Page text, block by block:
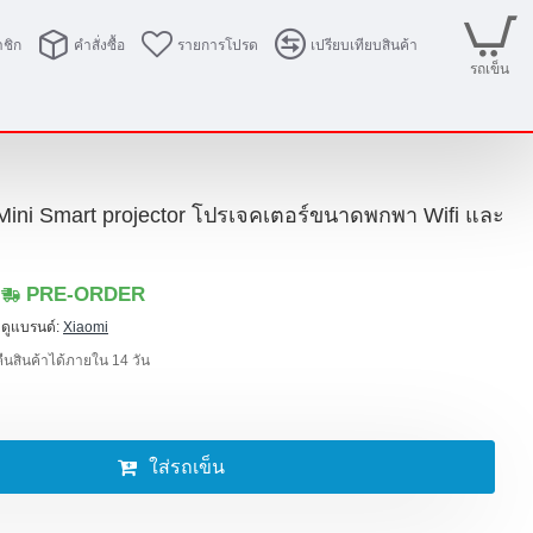
ชิก คำสั่งซื้อ รายการโปรด
เปรียบเทียบสินค้า
รถเข็น
Smart projector โปรเจคเตอร์ขนาดพกพา Wifi และ
PRE-ORDER
ดูแบรนด์: Xiaomi
ใส่รถเข็น
นสินค้าได้ภายใน 14 วัน